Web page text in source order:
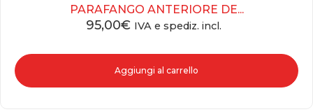
PARAFANGO ANTERIORE DE...
95,00€ IVA e spediz. incl.
Aggiungi al carrello